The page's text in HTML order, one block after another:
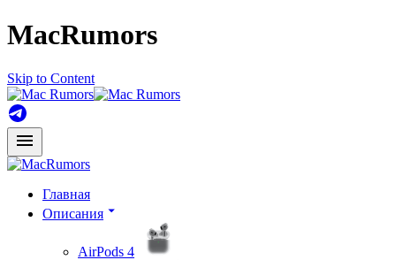
MacRumors
Skip to Content
Главная
Описания
AirPods 4